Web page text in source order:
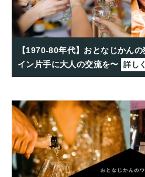
【1970-80年代】おとなじかん
イン片手に大人の交流を〜
詳し